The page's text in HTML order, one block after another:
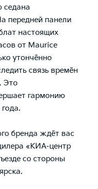
седана
передней панели
настоящих
от Maurice
утончённо
связь времён
Это
гармонию
бренда ждёт вас
«КИА-центр
со стороны